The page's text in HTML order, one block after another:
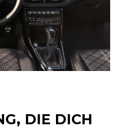
DIE DICH